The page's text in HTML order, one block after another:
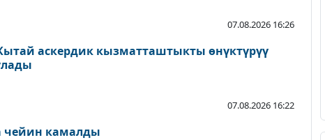
07.08.2026 16:26
аскердик кызматташтыкты өнүктүрүү
07.08.2026 16:22
чейин камалды